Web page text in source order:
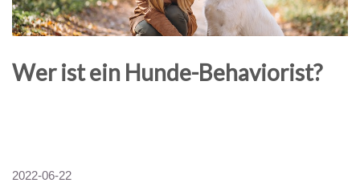
Wer ist ein Hunde-Behaviorist?
2022-06-22